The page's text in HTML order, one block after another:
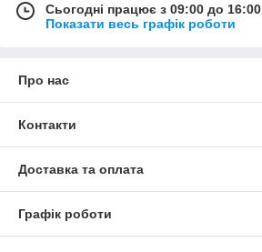
Сьогодні працює з 09:00 до 16:00
Показати весь графік роботи
Про нас
Контакти
Доставка та оплата
Графік роботи